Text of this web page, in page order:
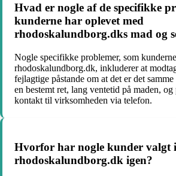
Hvad er nogle af de specifikke
kunderne har oplevet med
rhodoskalundborg.dks mad og
Nogle specifikke problemer, som
rhodoskalundborg.dk, inkluderer at
fejlagtige påstande om at det er det
en bestemt ret, lang ventetid på maden,
kontakt til virksomheden via telefon.
Hvorfor har nogle kunder valgt
rhodoskalundborg.dk igen?